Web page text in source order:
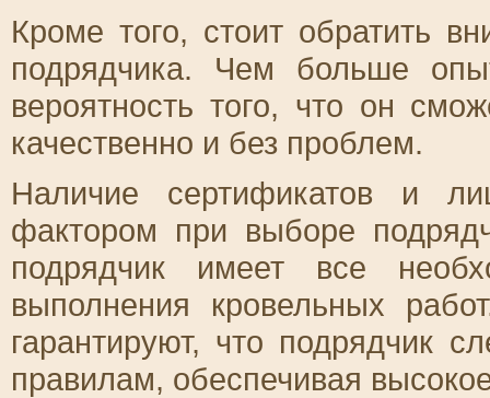
Кроме того, стоит обратить
подрядчика. Чем больше
вероятность того, что он
качественно и без проблем.
Наличие сертификатов и
фактором при выборе
подрядчик имеет все
выполнения кровельных
гарантируют, что подрядчик
правилам, обеспечивая